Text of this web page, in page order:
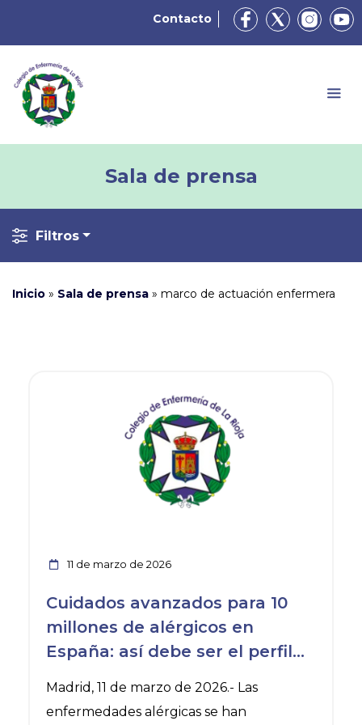
Contacto
Sala de prensa
Filtros
Inicio » Sala de prensa » marco de actuación enfermera
11 de marzo de 2026
Cuidados avanzados para 10
millones de alérgicos en
España: así debe ser el perfil
campo
Madrid, 11 de marzo de 2026.- Las
enfermedades alérgicas se han